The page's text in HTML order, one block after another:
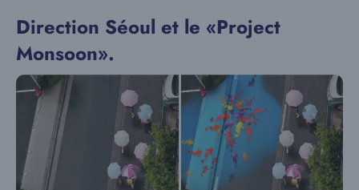
Direction Séoul et le «Project
Monsoon».